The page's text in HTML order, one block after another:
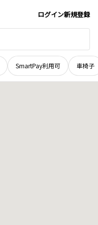
ログイン新規登録
SmartPay利用可 車椅子